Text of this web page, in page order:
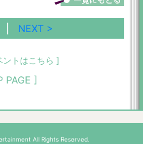
NEXT >
ントはこちら ]
PAGE ]
All Rights Reserved.